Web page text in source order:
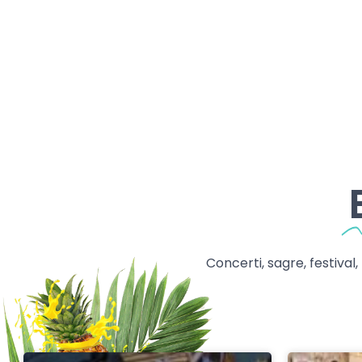
Concerti, sagre,